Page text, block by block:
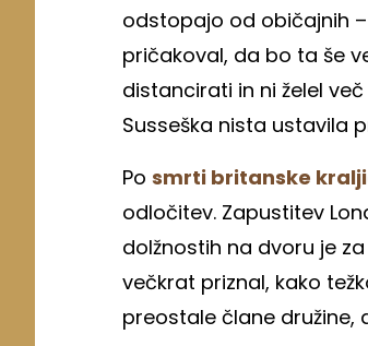
odstopajo od običajnih
pričakoval, da bo ta še
distancirati in ni želel
Susseška nista ustavila
Po smrti britanske
odločitev. Zapustitev
dolžnostih na dvoru je
večkrat priznal, kako
preostale člane družine,